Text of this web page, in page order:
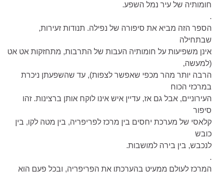
חומותיה של עיר נמל השפע.
.
הספר הזה מביא את סיפורה של נפילה. תנודות זעירות,
שבתחילה
אינן משפיעות על חומותיה העבות של התרבות, מתחזקות אט אט
(למעשה,
הרבה יותר מהר מכפי שאפשר לצפות), עד שהשפעתן ניכרת
במרכזי הכוח
העירוניים, אבל גם אז, עדיין איש אינו לוקח אותן ברצינות. זהו
סיפור
קלאסי של מערכת יחסים בין מרכז לפריפריה, בין מטה לקו, בין
כובש
לנכבש, בין בירה למושבות.
.
המרכז לעולם ממעיט בהערכתו את הפריפריה, ובכל פעם הוא